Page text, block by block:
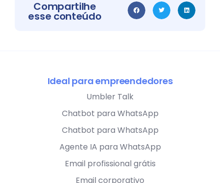
Compartilhe
esse conteúdo
Ideal para empreendedores
Umbler Talk
Chatbot para WhatsApp
Chatbot para WhatsApp
Agente IA para WhatsApp
Email profissional grátis
Email corporativo